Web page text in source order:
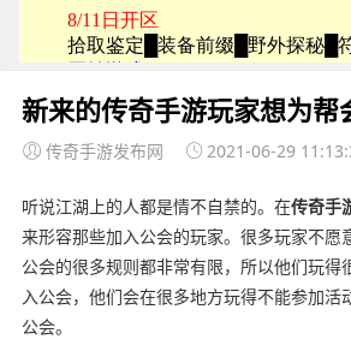
新来的传奇手游玩家想为帮
传奇手游发布网 2021-06-29
听说江湖上的人都是情不自禁的。在传奇手
来形容那些加入公会的玩家。很多玩家不愿
公会的很多规则都非常有限，所以他们玩得
入公会，他们会在很多地方玩得不能参加活
公会。